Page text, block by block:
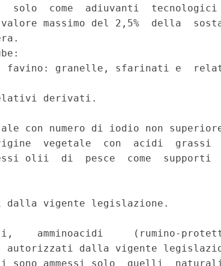
solo  come  adiuvanti  tecnologici
massimo del 2,5%  della
favino: granelle, sfarinati e
derivati.
con numero di iodio non
vegetale  con  acidi  grassi
olii  di  pesce  come  supporti
dalla vigente legislazione.
amminoacidi     (rumino-
autorizzati dalla vigente
sono ammessi solo  quelli